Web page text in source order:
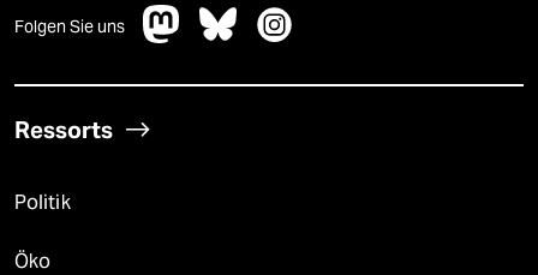
Folgen Sie uns
Ressorts
Politik
Öko